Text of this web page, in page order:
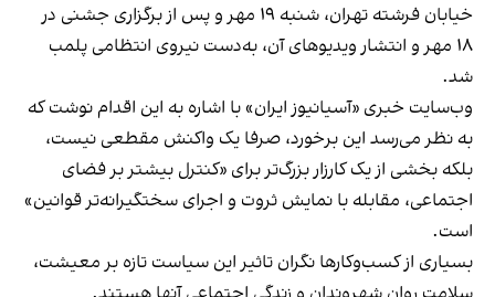
خیابان فرشته تهران، شنبه ۱۹ مهر و پس از برگزاری جشنی در
۱۸ مهر و انتشار ویدیوهای آن، به‌دست نیروی انتظامی پلمب
شد.
وب‌سایت خبری «آسیانیوز ایران» با اشاره به این اقدام نوشت که
به نظر می‌رسد این برخورد، صرفا یک واکنش مقطعی نیست،
بلکه بخشی از یک کارزار بزرگ‌تر برای «کنترل بیشتر بر فضای
اجتماعی، مقابله با نمایش ثروت و اجرای سختگیرانه‌تر قوانین»
است.
بسیاری از کسب‌وکارها نگران تاثیر این سیاست‌ تازه بر معیشت،